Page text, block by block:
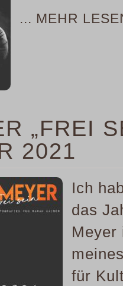
... MEHR
„FREI
2021
Ich
das
Meyer
für